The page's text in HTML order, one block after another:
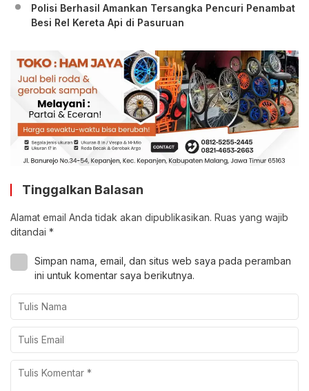
Polisi Berhasil Amankan Tersangka Pencuri Penambat
Besi Rel Kereta Api di Pasuruan
Tinggalkan Balasan
Alamat email Anda tidak akan dipublikasikan. Ruas yang wajib
ditandai *
Simpan nama, email, dan situs web saya pada peramban
ini untuk komentar saya berikutnya.